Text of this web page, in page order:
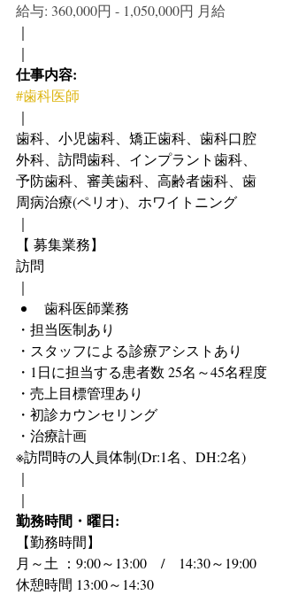
給与: 360,000円 - 1,050,000円 月給
｜
｜
仕事内容:
#歯科医師
｜
歯科、小児歯科、矯正歯科、歯科口腔
外科、訪問歯科、インプラント歯科、
予防歯科、審美歯科、高齢者歯科、歯
周病治療(ペリオ)、ホワイトニング
｜
【 募集業務】
訪問
｜
歯科医師業務
・担当医制あり
・スタッフによる診療アシストあり
・1日に担当する患者数 25名～45名程度
・売上目標管理あり
・初診カウンセリング
・治療計画
※訪問時の人員体制(Dr:1名、DH:2名)
｜
｜
勤務時間・曜日:
【勤務時間】
月～土 ：9:00～13:00　/　14:30～19:00
休憩時間 13:00～14:30